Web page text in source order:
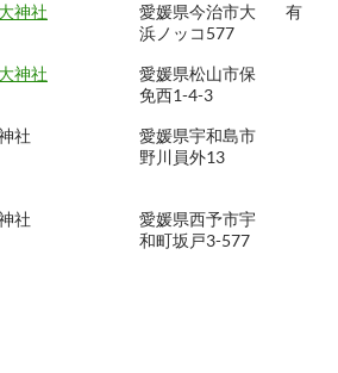
神社
愛媛県今治市大
浜ノッコ577
有
神社
愛媛県松山市保
免西1-4-3
社
愛媛県宇和島市
野川員外13
社
愛媛県西予市宇
和町坂戸3-577